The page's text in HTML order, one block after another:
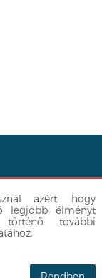
azért, hogy
legjobb élményt
további
Rendben
FortuNet